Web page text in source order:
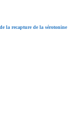
la recapture de la sérotonine